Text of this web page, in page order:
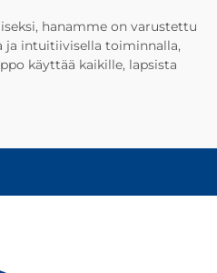
hanamme on varustettu
ja intuitiivisella toiminnalla,
käyttää kaikille, lapsista